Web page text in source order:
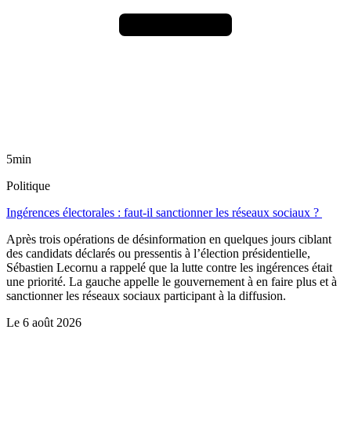
5min
Politique
Ingérences électorales : faut-il sanctionner les réseaux sociaux ?
Après trois opérations de désinformation en quelques jours ciblant
des candidats déclarés ou pressentis à l’élection présidentielle,
Sébastien Lecornu a rappelé que la lutte contre les ingérences était
une priorité. La gauche appelle le gouvernement à en faire plus et à
sanctionner les réseaux sociaux participant à la diffusion.
Le 6 août 2026